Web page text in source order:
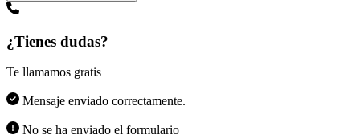
¿Tienes dudas?
Te llamamos gratis
Mensaje enviado correctamente.
No se ha enviado el formulario